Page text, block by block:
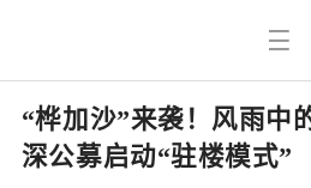
“桦加沙”来袭！风雨中
深公募启动“驻楼模式”